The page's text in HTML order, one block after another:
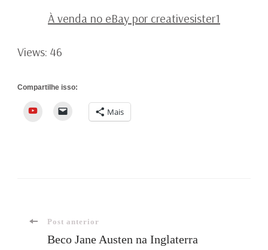
À venda no eBay por creativesister1
Views: 46
Compartilhe isso:
YouTube Mais
Navegação
Post anterior
Beco Jane Austen na Inglaterra